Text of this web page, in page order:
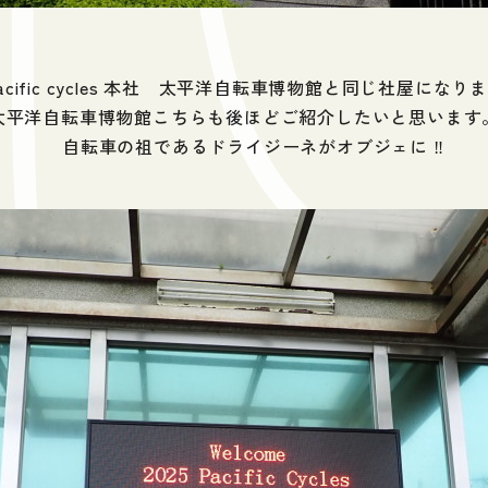
cycles 本社 太平洋自転車博物館と同じ社屋になり
平洋自転車博物館こちらも後ほどご紹介したいと思います
自転車の祖であるドライジーネがオブジェに ‼️